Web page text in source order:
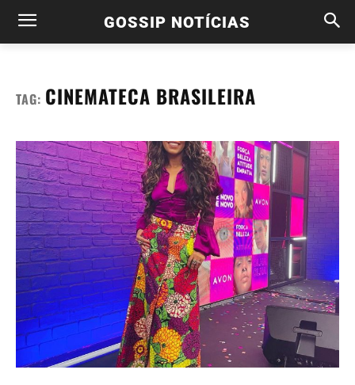
GOSSIP NOTÍCIAS
TAG: CINEMATECA BRASILEIRA